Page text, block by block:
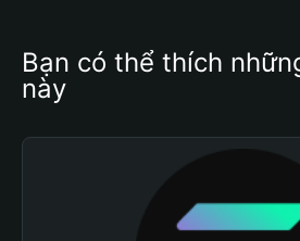
Bạn có thể thích
này